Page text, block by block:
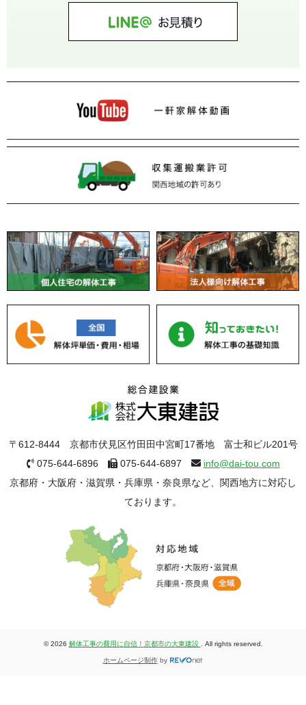
〒612-8444 京都市伏見区竹田田中宮町17番地 富士和ビル201号
075-644-6896
075-644-6897
info@dai-tou.com
京都府・大阪府・滋賀県・兵庫県・奈良県など、関西地方に対応し
ております。
© 2026 解体工事の費用に自信！京都市の大東建設 . All rights reserved.
ホームページ制作by